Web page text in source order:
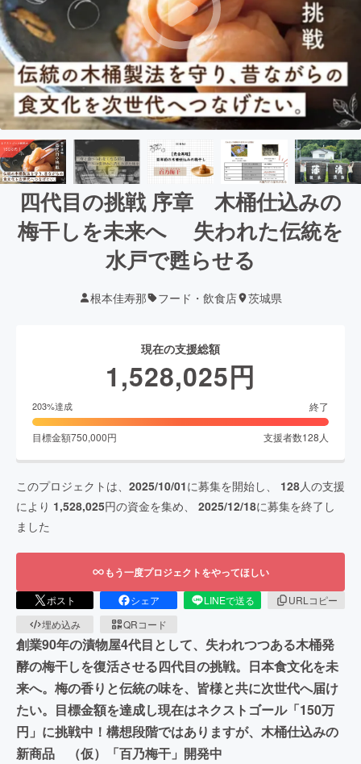
四代目の挑戦 序章 木桶仕込みの
梅干しを未来へ 失われた伝統を
水戸で甦らせる
根本佳寿那 フード・飲食店 茨城県
現在の支援総額
1,528,025円
203%達成 終了
目標金額750,000円 支援者数128 人
このプロジェクトは、 2025/10/01に募集を開始し、 128人の支援
により 1,528,025円の資金を集め、 2025/12/18に募集を終了し
ました
もう一度プロジェクトをやってほしい
ポスト シェア LINEで送る
URLコピー
埋め込み
QRコード
創業90年の漬物屋4代目として、失われつつある木桶発
酵の梅干しを復活させる四代目の挑戦。日本食文化を未
来へ。梅の香りと伝統の味を、皆様と共に次世代へ届け
たい。目標金額を達成し現在はネクストゴール「150万
円」に挑戦中！構想段階ではありますが、木桶仕込みの
新商品 （仮）「百乃梅干」開発中